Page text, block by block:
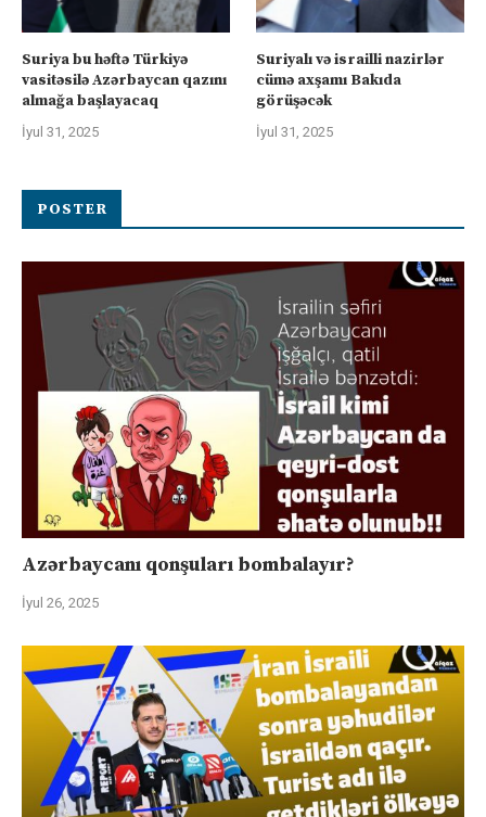
Suriya bu həftə Türkiyə
vasitəsilə Azərbaycan qazını
almağa başlayacaq
İyul 31, 2025
Suriyalı və israilli nazirlər
cümə axşamı Bakıda
görüşəcək
İyul 31, 2025
POSTER
Azərbaycanı qonşuları bombalayır?
İyul 26, 2025